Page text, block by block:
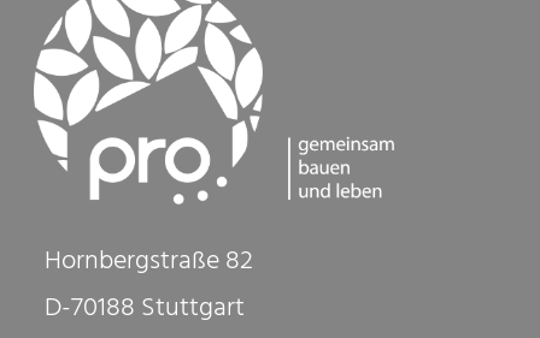
Hornbergstraße 82
D-70188 Stuttgart